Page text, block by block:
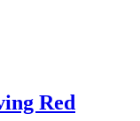
Red